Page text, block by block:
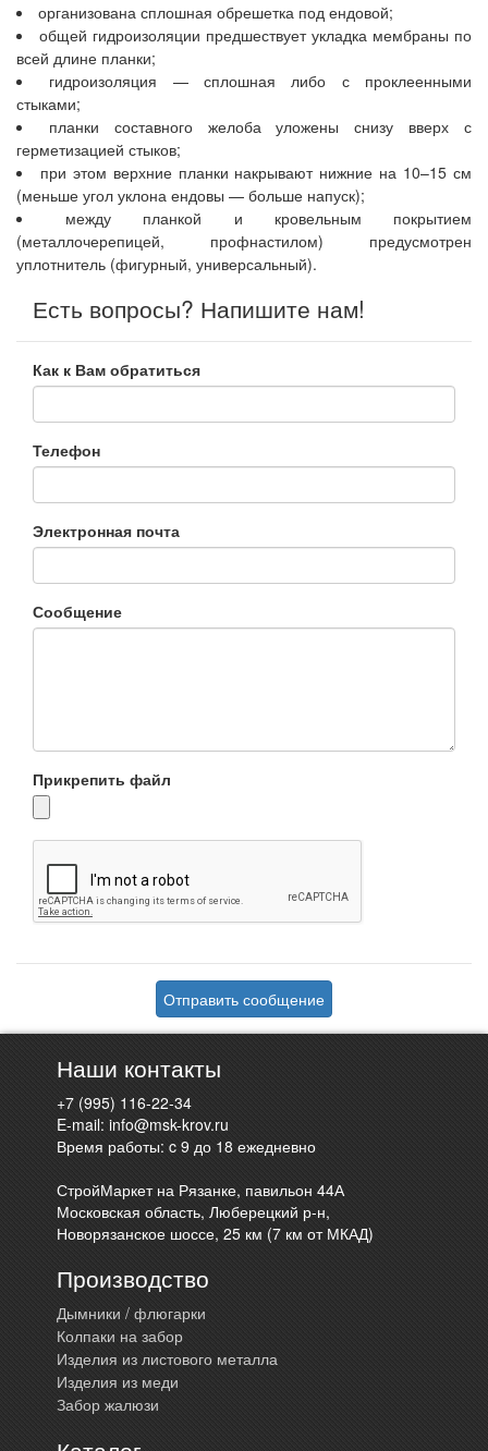
организована сплошная обрешетка под ендовой;
общей гидроизоляции предшествует укладка мембраны по
всей длине планки;
гидроизоляция — сплошная либо с проклеенными
стыками;
планки составного желоба уложены снизу вверх с
герметизацией стыков;
при этом верхние планки накрывают нижние на 10–15 см
(меньше угол уклона ендовы — больше напуск);
между планкой и кровельным покрытием
(металлочерепицей, профнастилом) предусмотрен
уплотнитель (фигурный, универсальный).
Есть вопросы? Напишите нам!
Как к Вам обратиться
Телефон
Электронная почта
Сообщение
Прикрепить файл
Отправить сообщение
Наши контакты
+7 (995) 116-22-34
E-mail:info@msk-krov.ru
Время работы: c 9 до 18 ежедневно
СтройМаркет на Рязанке, павильон 44А
Московская область, Люберецкий р-н,
Новорязанское шоссе, 25 км (7 км от МКАД)
Производство
Дымники / флюгарки
Колпаки на забор
Изделия из листового металла
Изделия из меди
Забор жалюзи